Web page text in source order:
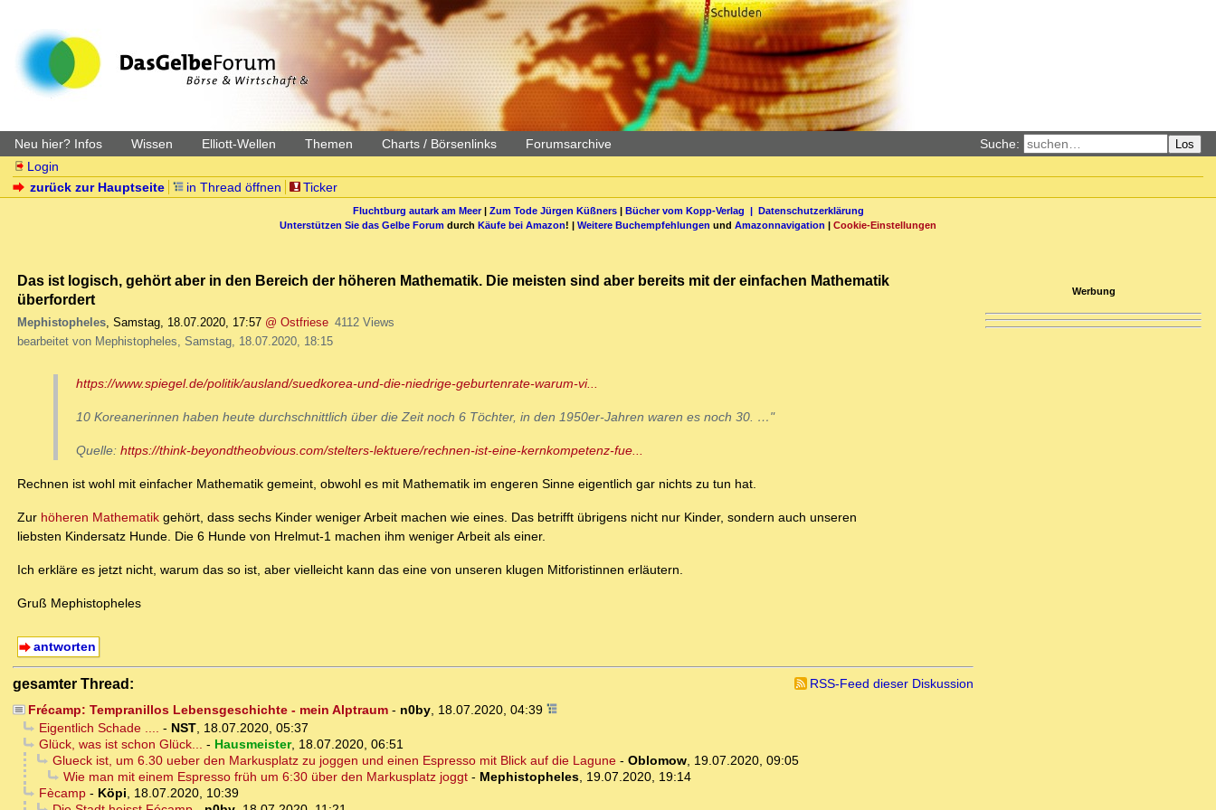
Neu hier? Infos Wissen Elliott-Wellen Themen Charts / Börsenlinks Forumsarchive Suche: Los
Login
zurück zur Hauptseite
in Thread öffnen Ticker
Fluchtburg autark am Meer| Zum Tode Jürgen Küßners| Bücher vom Kopp-Verlag | Datenschutzerklärung
Unterstützen Sie das Gelbe Forum durch Käufe bei Amazon! | Weitere Buchempfehlungen und Amazonnavigation | Cookie-Einstellungen
Das ist logisch, gehört aber in den Bereich der höheren Mathematik. Die meisten sind aber bereits mit der einfachen Mathematik
überfordert
Mephistopheles, Samstag, 18.07.2020, 17:57 @ Ostfriese 4112 Views
bearbeitet von Mephistopheles, Samstag, 18.07.2020, 18:15
https://www.spiegel.de/politik/ausland/suedkorea-und-die-niedrige-geburtenrate-warum-vi...
10 Koreanerinnen haben heute durchschnittlich über die Zeit noch 6 Töchter, in den 1950er-Jahren waren es noch 30. …"
Quelle: https://think-beyondtheobvious.com/stelters-lektuere/rechnen-ist-eine-kernkompetenz-fue...
Rechnen ist wohl mit einfacher Mathematik gemeint, obwohl es mit Mathematik im engeren Sinne eigentlich gar nichts zu tun hat.
Zur höheren Mathematik gehört, dass sechs Kinder weniger Arbeit machen wie eines. Das betrifft übrigens nicht nur Kinder, sondern auch unseren
liebsten Kindersatz Hunde. Die 6 Hunde von Hrelmut-1 machen ihm weniger Arbeit als einer.
Ich erkläre es jetzt nicht, warum das so ist, aber vielleicht kann das eine von unseren klugen Mitforistinnen erläutern.
Gruß Mephistopheles
antworten
gesamter Thread:
RSS-Feed dieser Diskussion
Frécamp: Tempranillos Lebensgeschichte - mein Alptraum- n0by, 18.07.2020, 04:39
Eigentlich Schade .... - NST, 18.07.2020, 05:37
Glück, was ist schon Glück... - Hausmeister, 18.07.2020, 06:51
Glueck ist, um 6.30 ueber den Markusplatz zu joggen und einen Espresso mit Blick auf die Lagune- Oblomow, 19.07.2020, 09:05
Wie man mit einem Espresso früh um 6:30 über den Markusplatz joggt- Mephistopheles, 19.07.2020, 19:14
Fècamp- Köpi, 18.07.2020, 10:39
Werbung